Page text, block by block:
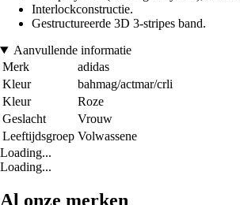
Interlockconstructie.
Gestructureerde 3D 3-stripes band.
Aanvullende informatie
Merk
adidas
Kleur
bahmag/actmar/crli
Kleur
Roze
Geslacht
Vrouw
Leeftijdsgroep Volwassene
Loading...
Loading...
Al onze merken